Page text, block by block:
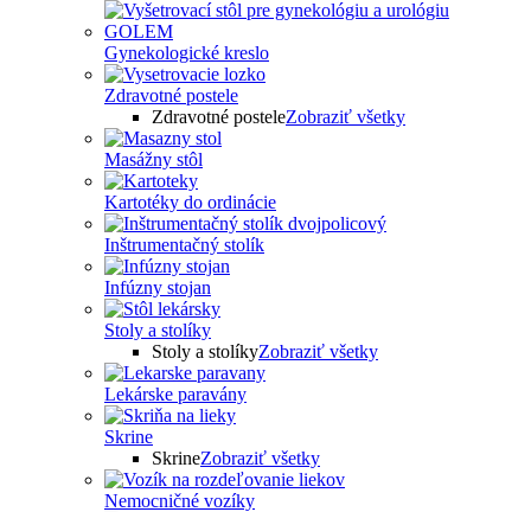
Gynekologické kreslo
Zdravotné postele
Zdravotné posteleZobraziť všetky
Masážny stôl
Kartotéky do ordinácie
Inštrumentačný stolík
Infúzny stojan
Stoly a stolíky
Stoly a stolíkyZobraziť všetky
Lekárske paravány
Skrine
SkrineZobraziť všetky
Nemocničné vozíky